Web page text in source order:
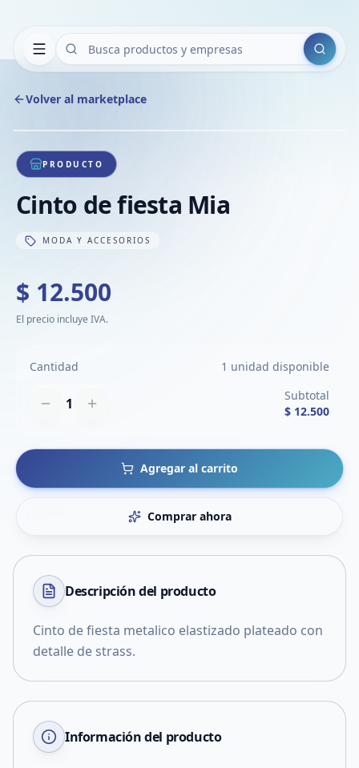
Buscar
Volver al marketplace
1/1
PRODUCTO
Cinto de fiesta Mia
MODA Y ACCESORIOS
$ 12.500
El precio incluye IVA.
Cantidad 1 unidad disponible
1
Subtotal
$ 12.500
Agregar al carrito
Comprar ahora
Descripción del producto
Cinto de fiesta metalico elastizado plateado con
detalle de strass.
Información del producto